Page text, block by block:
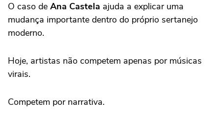
O caso de Ana Castela ajuda a explicar uma
mudança importante dentro do próprio sertanejo
moderno.
Hoje, artistas não competem apenas por músicas
virais.
Competem por narrativa.